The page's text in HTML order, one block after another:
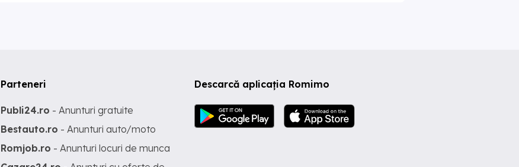
Descarcă aplicația Romimo
Parteneri
Publi24.ro - Anunturi gratuite
Bestauto.ro - Anunturi auto/moto
Romjob.ro - Anunturi locuri de munca